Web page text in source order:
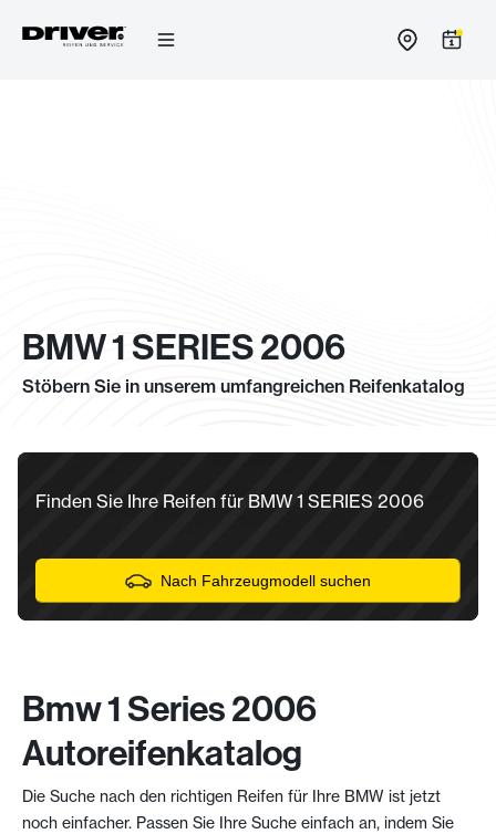
BMW 1 SERIES 2006
Stöbern Sie in unserem umfangreichen Reifenkatalog
Finden Sie Ihre Reifen für BMW 1 SERIES 2006
Nach Fahrzeugmodell suchen
Bmw 1 Series 2006
Autoreifenkatalog
Die Suche nach den richtigen Reifen für Ihre BMW ist jetzt
noch einfacher. Passen Sie Ihre Suche einfach an, indem Sie